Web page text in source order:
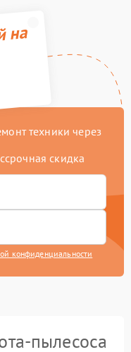
на
техники через
скидка
конфиденциальности
пылесоса